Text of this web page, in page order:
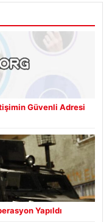
Güvenli Adresi
Yapıldı